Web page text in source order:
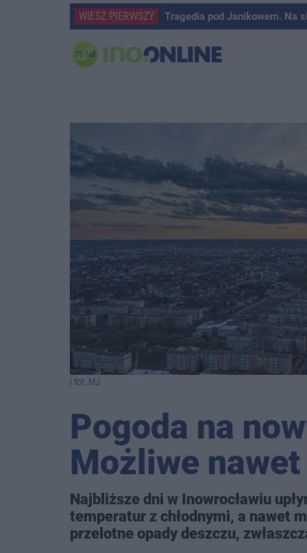
WIESZ PIERWSZY Tragedia pod Janikowem. Na
| fot. MJ
Pogoda na
Możliwe
Najbliższe dni w Inowrocławiu
temperatur z chłodnymi, a nawet
przelotne opady deszczu,